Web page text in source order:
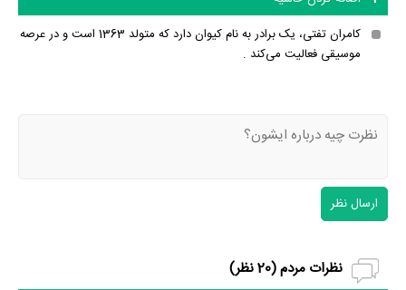
کامران تفتی، یک برادر به نام کیوان دارد که متولد 1363 است و در عرصه
موسیقی فعالیت می‌کند .
ارسال نظر
نظرات مردم (20نظر)